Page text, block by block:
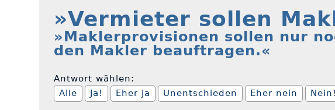
»Vermieter sollen
»Maklerprovisionen sollen nur
den Makler beauftragen.«
Antwort wählen:
Alle
Ja! Eher ja Unentschieden Eher nein Nein!